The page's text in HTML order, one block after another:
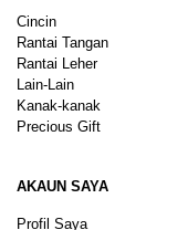
Cincin
Rantai Tangan
Rantai Leher
Lain-Lain
Kanak-kanak
Precious Gift
AKAUN SAYA
Profil Saya